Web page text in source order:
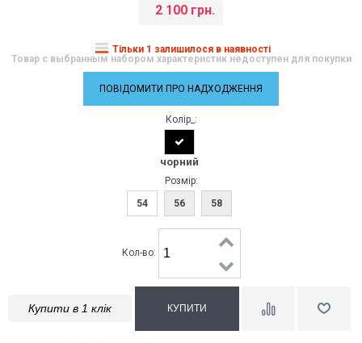
2 100 грн.
Тільки 1 залишилося в наявності
Товар с выбранным набором характеристик недоступен для покупки
ПОВІДОМИТИ ПРО НАДХОДЖЕННЯ
Колір_:
чорний
Розмір:
54
56 58
Кол-во:
Купити в 1 клік